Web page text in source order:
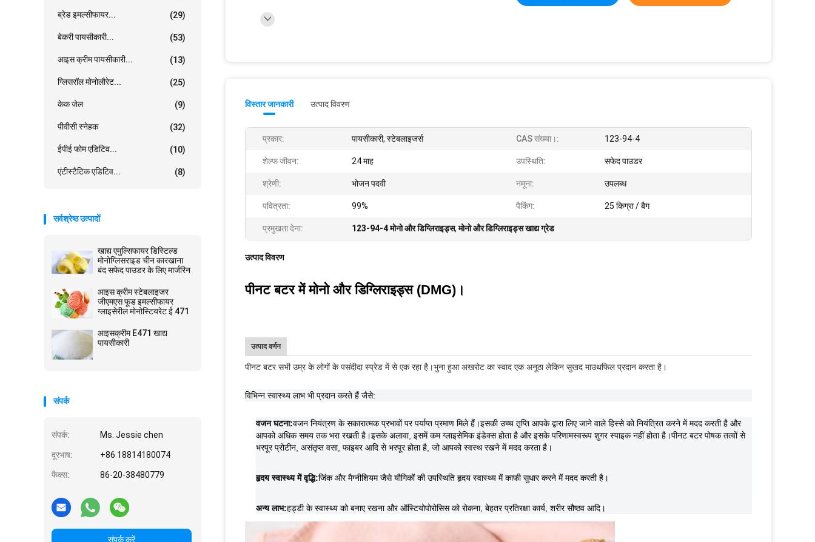
ब्रेड इमल्सीफायर... (29)
बेकरी पायसीकारी... (53)
आइस क्रीम पायसीकारी... (13)
ग्लिसरॉल मोनोलौरेट... (25)
केक जेल (9)
पीवीसी स्नेहक (32)
ईपीई फोम एडिटिव... (10)
एंटीस्टैटिक एडिटिव... (8)
सर्वश्रेष्ठ उत्पादों
खाद्य एमुल्सिफायर डिस्टिल्ड
मोनोग्लिसराइड चीन कारखाना
बंद सफेद पाउडर के लिए मार्जरिन
आइस क्रीम स्टेबलाइजर
जीएमएस फूड इमल्सीफायर
ग्लाइसेरील मोनोस्टियरेट ई 471
आइसक्रीम E471 खाद्य
पायसीकारी
संपर्क
संपर्क: Ms. Jessie chen
दूरभाष: +86 18814180074
फैक्स: 86-20-38480779
संपर्क करें
विस्तार जानकारी उत्पाद विवरण
प्रकार: पायसीकारी, स्टेबलाइजर्स CAS संख्या।: 123-94-4
शेल्फ जीवन: 24 माह उपस्थिति: सफेद पाउडर
श्रेणी: भोजन पदवी नमूना: उपलब्ध
पवित्रता: 99% पैकिंग: 25 किग्रा / बैग
प्रमुखता देना: 123-94-4 मोनो और डिग्लिराइड्स,मोनो और डिग्लिराइड्स खाद्य ग्रेड
उत्पाद विवरण
पीनट बटर में मोनो और डिग्लिराइड्स (DMG)।
उत्पाद वर्णन
पीनट बटर सभी उम्र के लोगों के पसंदीदा स्प्रेड में से एक रहा है।भुना हुआ अखरोट का स्वाद एक अनूठा लेकिन सुखद माउथफिल प्रदान करता है।
विभिन्न स्वास्थ्य लाभ भी प्रदान करते हैं जैसे:
वजन घटना:वजन नियंत्रण के सकारात्मक प्रभावों पर पर्याप्त प्रमाण मिले हैं।इसकी उच्च तृप्ति आपके द्वारा लिए जाने वाले हिस्से को नियंत्रित करने में मदद करती है और
आपको अधिक समय तक भरा रखती है।इसके अलावा, इसमें कम ग्लाइसेमिक इंडेक्स होता है और इसके परिणामस्वरूप शुगर स्पाइक नहीं होता है।पीनट बटर पोषक तत्वों से
भरपूर प्रोटीन, असंतृप्त वसा, फाइबर आदि से भरपूर होता है, जो आपको स्वस्थ रखने में मदद करता है।
हृदय स्वास्थ्य में वृद्धि:जिंक और मैग्नीशियम जैसे यौगिकों की उपस्थिति हृदय स्वास्थ्य में काफी सुधार करने में मदद करती है।
अन्य लाभ:हड्डी के स्वास्थ्य को बनाए रखना और ऑस्टियोपोरोसिस को रोकना, बेहतर प्रतिरक्षा कार्य, शरीर सौष्ठव आदि।